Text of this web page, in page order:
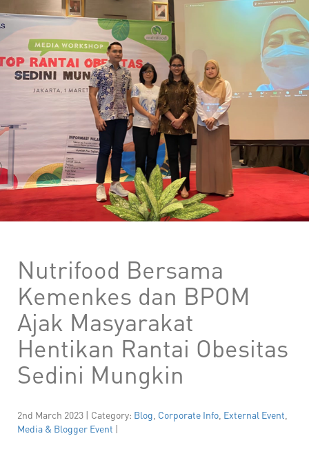
Nutrifood Bersama
Kemenkes dan BPOM
Ajak Masyarakat
Hentikan Rantai Obesitas
Sedini Mungkin
2nd March 2023 | Category: Blog Corporate Info External Event
Media & Blogger Event |